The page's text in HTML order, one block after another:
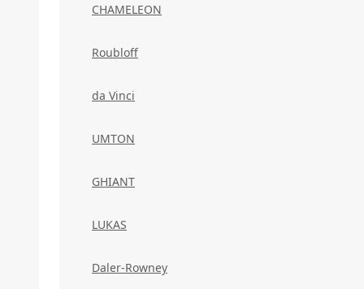
CHAMELEON
Roubloff
da Vinci
UMTON
GHIANT
LUKAS
Daler-Rowney